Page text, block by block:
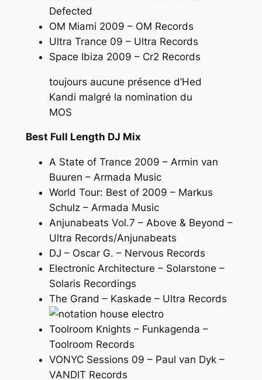
Defected
OM Miami 2009 – OM Records
Ultra Trance 09 – Ultra Records
Space Ibiza 2009 – Cr2 Records
toujours aucune présence d’Hed
Kandi malgré la nomination du
MOS
Best Full Length DJ Mix
A State of Trance 2009 – Armin van
Buuren – Armada Music
World Tour: Best of 2009 – Markus
Schulz – Armada Music
Anjunabeats Vol.7 – Above & Beyond –
Ultra Records/Anjunabeats
DJ – Oscar G. – Nervous Records
Electronic Architecture – Solarstone –
Solaris Recordings
The Grand – Kaskade – Ultra Records
Toolroom Knights – Funkagenda –
Toolroom Records
VONYC Sessions 09 – Paul van Dyk –
VANDIT Records